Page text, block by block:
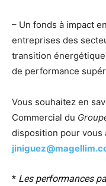
– Un fonds à impact
entreprises des
transition
de performance
Vous souhaitez en
Commercial du
disposition pour vous
* Les performances